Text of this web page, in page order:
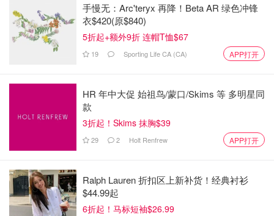
手慢无：Arc'teryx 再降！Beta AR 绿色冲锋
衣$420(原$840)
5折起+额外9折 连帽T恤$67
19 Sporting Life CA (CA) APP打开
HR 年中大促 始祖鸟/蒙口/Skims 等 多明星同
款
3折起！Skims 抹胸$39
29 2 Holt Renfrew APP打开
Ralph Lauren 折扣区上新补货！经典衬衫
$44.99起
6折起！马标短袖$26.99